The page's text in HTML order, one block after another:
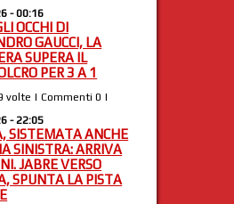
- 00:16
OCCHI DI
GAUCCI, LA
SUPERA IL
PER 3 A 1
volte | Commenti 0 |
- 22:05
SISTEMATA ANCHE
SINISTRA: ARRIVA
JABRE VERSO
SPUNTA LA PISTA